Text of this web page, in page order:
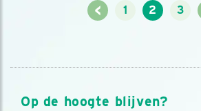
< 1 2 3
Op de hoogte blijven?